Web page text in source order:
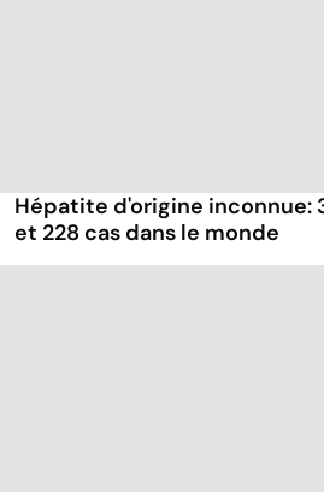
Hépatite d'origine inconnue:
et 228 cas dans le monde